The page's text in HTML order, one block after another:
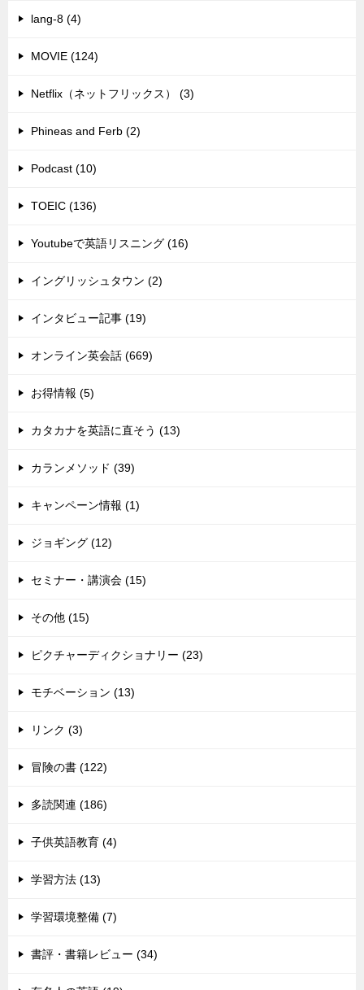
lang-8 (4)
MOVIE (124)
Netflix（ネットフリックス） (3)
Phineas and Ferb (2)
Podcast (10)
TOEIC (136)
Youtubeで英語リスニング (16)
イングリッシュタウン (2)
インタビュー記事 (19)
オンライン英会話 (669)
お得情報 (5)
カタカナを英語に直そう (13)
カランメソッド (39)
キャンペーン情報 (1)
ジョギング (12)
セミナー・講演会 (15)
その他 (15)
ピクチャーディクショナリー (23)
モチベーション (13)
リンク (3)
冒険の書 (122)
多読関連 (186)
子供英語教育 (4)
学習方法 (13)
学習環境整備 (7)
書評・書籍レビュー (34)